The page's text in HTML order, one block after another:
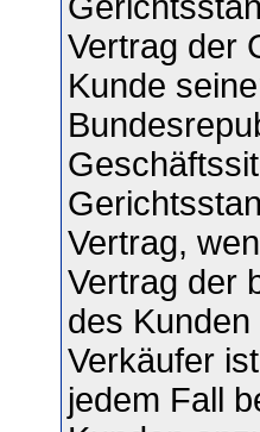
Vertrag der
Kunde
Vertrag,
Vertrag der
des
Verkäufer
jedem Fall